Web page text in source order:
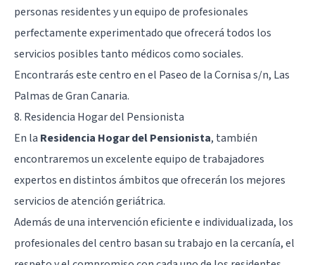
personas residentes y un equipo de profesionales
perfectamente experimentado que ofrecerá todos los
servicios posibles tanto médicos como sociales.
Encontrarás este centro en el Paseo de la Cornisa s/n, Las
Palmas de Gran Canaria.
8. Residencia Hogar del Pensionista
En la Residencia Hogar del Pensionista, también
encontraremos un excelente equipo de trabajadores
expertos en distintos ámbitos que ofrecerán los mejores
servicios de atención geriátrica.
Además de una intervención eficiente e individualizada, los
profesionales del centro basan su trabajo en la cercanía, el